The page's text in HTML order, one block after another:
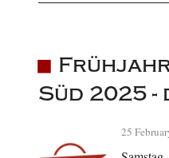
Süd 2025
25